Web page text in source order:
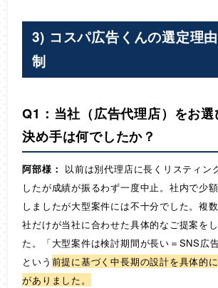
3) コスパ広告くんの選定理
制
Q1：当社（広告代理店）をお
決め手は何でしたか？
阿部様： 以前は別代理店に長くリスティン
したが成績が振るわず一度中止。社内で少
しましたが大型案件には不十分でした。複
社だけが当社に合わせた具体的なご提案を
た。「大型案件は検討期間が長い＝SNS広
という 前提に基づく中長期の設計を具体的
がありました。